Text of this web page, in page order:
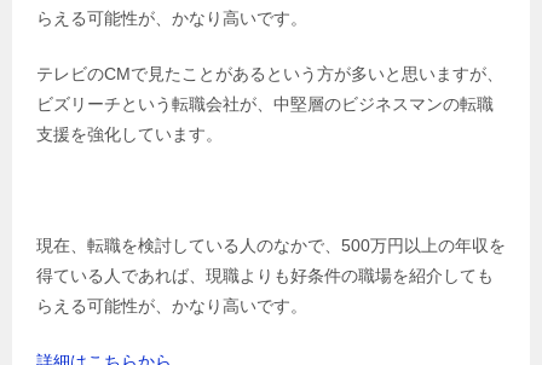
らえる可能性が、かなり高いです。
テレビのCMで見たことがあるという方が多いと思いますが、
ビズリーチという転職会社が、中堅層のビジネスマンの転職
支援を強化しています。
現在、転職を検討している人のなかで、500万円以上の年収を
得ている人であれば、現職よりも好条件の職場を紹介しても
らえる可能性が、かなり高いです。